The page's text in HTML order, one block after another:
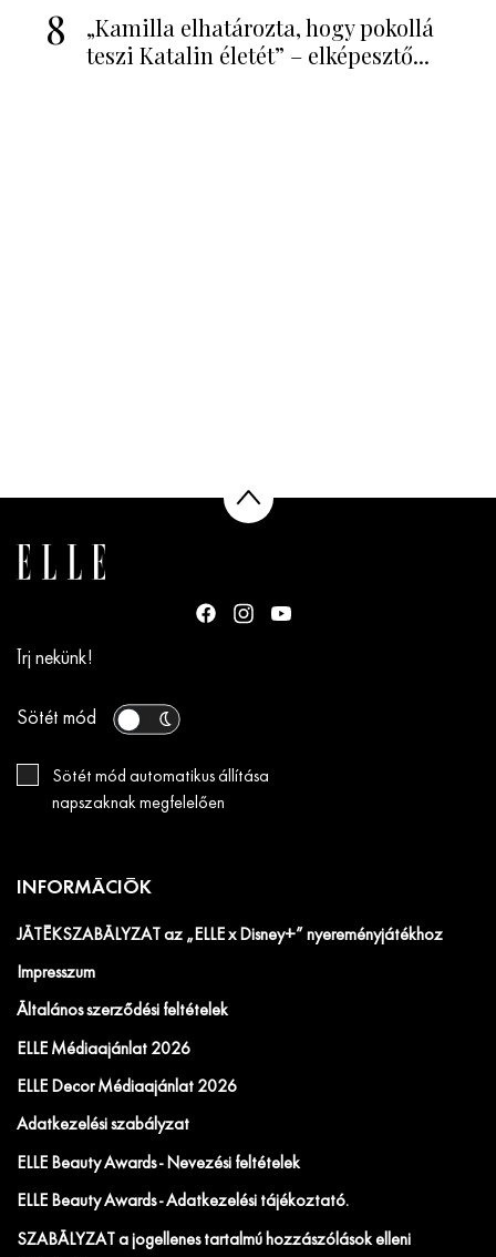
8
„Kamilla elhatározta, hogy pokollá
teszi Katalin életét” – elképesztő...
Írj nekünk!
Sötét mód
Sötét mód automatikus állítása
napszaknak megfelelően
INFORMÁCIÓK
JÁTÉKSZABÁLYZAT az „ELLE x Disney+” nyereményjátékhoz
Impresszum
Általános szerződési feltételek
ELLE Médiaajánlat 2026
ELLE Decor Médiaajánlat 2026
Adatkezelési szabályzat
ELLE Beauty Awards - Nevezési feltételek
ELLE Beauty Awards - Adatkezelési tájékoztató.
SZABÁLYZAT a jogellenes tartalmú hozzászólások elleni